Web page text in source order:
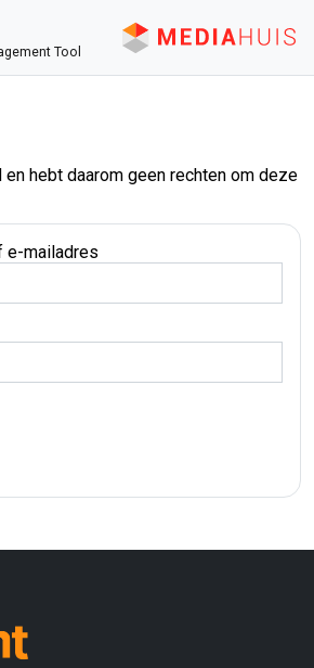
Tool
hebt daarom geen rechten om deze
e-mailadres